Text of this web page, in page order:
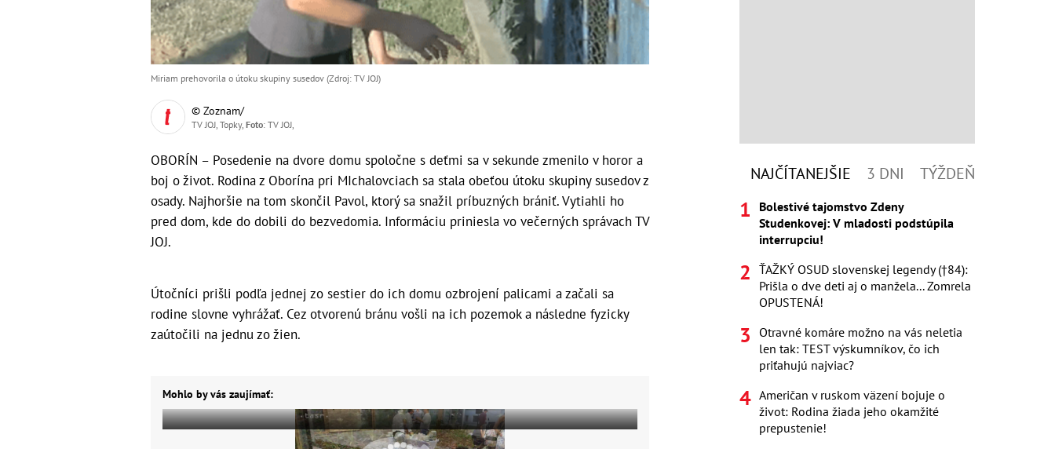
Miriam prehovorila o útoku skupiny susedov (Zdroj: TV JOJ)
© Zoznam/
TV JOJ, Topky, Foto: TV JOJ,
OBORÍN – Posedenie na dvore domu spoločne s deťmi sa v sekunde zmenilo v horor a
boj o život. Rodina z Oborína pri MIchalovciach sa stala obeťou útoku skupiny susedov z
osady. Najhoršie na tom skončil Pavol, ktorý sa snažil príbuzných brániť. Vytiahli ho
pred dom, kde do dobili do bezvedomia. Informáciu priniesla vo večerných správach TV
JOJ.
Útočníci prišli podľa jednej zo sestier do ich domu ozbrojení palicami a začali sa
rodine slovne vyhrážať. Cez otvorenú bránu vošli na ich pozemok a následne fyzicky
zaútočili na jednu zo žien.
Mohlo by vás zaujímať:
NAJČÍTANEJŠIE 3 DNI TÝŽDEŇ
Bolestivé tajomstvo Zdeny
Studenkovej: V mladosti podstúpila
interrupciu!
ŤAŽKÝ OSUD slovenskej legendy (†84):
Prišla o dve deti aj o manžela... Zomrela
OPUSTENÁ!
Otravné komáre možno na vás neletia
len tak: TEST výskumníkov, čo ich
priťahujú najviac?
Američan v ruskom väzení bojuje o
život: Rodina žiada jeho okamžité
prepustenie!